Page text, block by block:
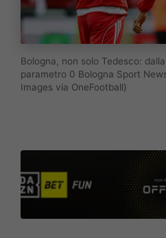
Bologna, non solo Tedesco:
parametro 0 Bologna Sport
Images via OneFootball)